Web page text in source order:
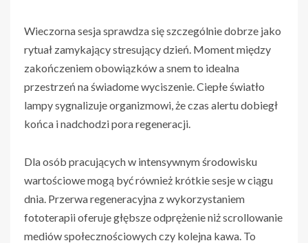
Wieczorna sesja sprawdza się szczególnie dobrze jako
rytuał zamykający stresujący dzień. Moment między
zakończeniem obowiązków a snem to idealna
przestrzeń na świadome wyciszenie. Ciepłe światło
lampy sygnalizuje organizmowi, że czas alertu dobiegł
końca i nadchodzi pora regeneracji.
Dla osób pracujących w intensywnym środowisku
wartościowe mogą być również krótkie sesje w ciągu
dnia. Przerwa regeneracyjna z wykorzystaniem
fototerapii oferuje głębsze odprężenie niż scrollowanie
mediów społecznościowych czy kolejna kawa. To